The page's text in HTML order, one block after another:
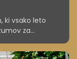
ki vsako leto
za